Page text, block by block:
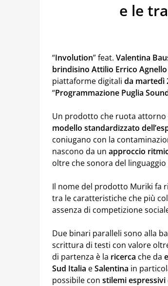
e le
“Involution” feat. Valentina
brindisino Attilio Errico Agnello
piattaforme digitali da martedì
“Programmazione Puglia
Un prodotto che ruota attorno
modello standardizzato
coniugano con la
nascono da un approccio
oltre che sonora del linguaggio
Il nome del prodotto Muriki fa
tra le caratteristiche che più
assenza di competizione
Due binari paralleli sono alla
scrittura di testi con valore
di partenza è la ricerca che da
Sud Italia eSalentina in
possibile con stilemi